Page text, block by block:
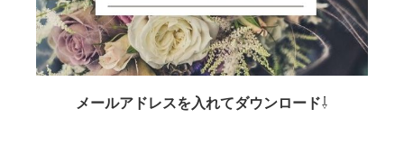
メールアドレスを入れてダウンロード⇩